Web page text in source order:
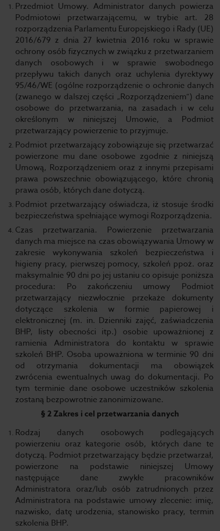
Przedmiot Umowy. Administrator danych powierza
Podmiotowi przetwarzającemu, w trybie art. 28
rozporządzenia Parlamentu Europejskiego i Rady (UE)
2016/679 z dnia 27 kwietnia 2016 roku w sprawie
ochrony osób fizycznych w związku z przetwarzaniem
danych osobowych i w sprawie swobodnego
przepływu takich danych oraz uchylenia dyrektywy
95/46/WE (ogólne rozporządzenie o ochronie danych
(zwanego w dalszej części „Rozporządzeniem”) dane
osobowe do przetwarzania, na zasadach i w celu
określonym w niniejszej Umowie, a Podmiot
przetwarzający powierzenie to przyjmuje.
Podmiot przetwarzający zobowiązuje się przetwarzać
powierzone mu dane osobowe zgodnie z niniejszą
Umową, Rozporządzeniem oraz z innymi przepisami
prawa powszechnie obowiązującego, które chronią
prawa osób, których dane dotyczą.
Podmiot przetwarzający oświadcza, iż stosuje środki
bezpieczeństwa spełniające wymogi Rozporządzenia.
Czas przetwarzania. Powierzenie przetwarzania
danych ma miejsce na czas obowiązywania Umowy w
zakresie wykonywania szkoleń bezpieczeństwa i
higieny pracy, pierwszej pomocy, szkoleń ppoż. oraz
maksymalnie 90 dni po jej ustaniu co opisuje poniższa
procedura: Po zakończeniu umowy Podmiot
przetwarzający niezwłocznie przekaże dokumenty
dotyczące szkolenia w formie papierowej i
elektronicznej (m. in. Dzienniki zajęć, zaświadczenia
BHP, listy obecności itp.) osobie upoważnionej z
ramienia Administratora do kontaktu w sprawie
szkoleń BHP. Osoba upoważniona w terminie 90 dni
od otrzymania dokumentacji ma obowiązek
zwrócenia ewentualnych uwag do dokumentacji. Po
tym terminie dane osobowe uczestników szkolenia
zostaną bezpowrotnie zanonimizowane.
§ 2 Zakres i cel przetwarzania danych
Rodzaj danych osobowych podlegających
powierzeniu oraz kategorie osób, których dane te
dotyczą. Podmiot przetwarzający będzie przetwarzał,
powierzone na podstawie niniejszej Umowy
następujące dane zwykłe pracowników
Administratora oraz/lub osób zatrudnionych przez
Administratora na podstawie umowy zlecenie: imię,
nazwisko, datę urodzenia, stanowisko pracy, termin
szkolenia BHP.